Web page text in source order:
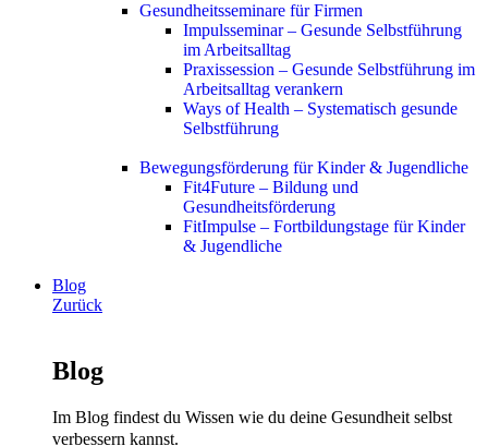
Gesundheitsseminare für Firmen
Impulsseminar – Gesunde Selbstführung
im Arbeitsalltag
Praxissession – Gesunde Selbstführung im
Arbeitsalltag verankern
Ways of Health – Systematisch gesunde
Selbstführung
Bewegungsförderung für Kinder & Jugendliche
Fit4Future – Bildung und
Gesundheitsförderung
FitImpulse – Fortbildungstage für Kinder
& Jugendliche
Blog
Zurück
Blog
Im Blog findest du Wissen wie du deine Gesundheit selbst
verbessern kannst.